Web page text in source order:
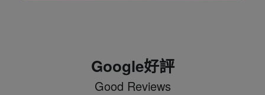
Google好評
Good Reviews